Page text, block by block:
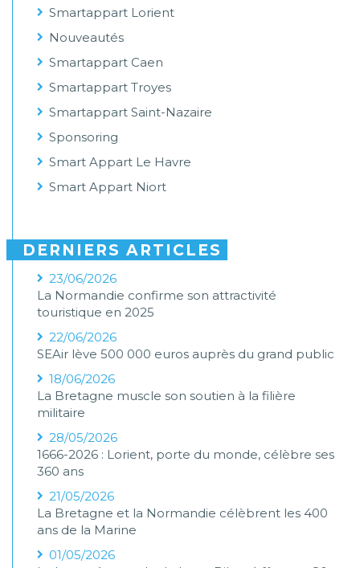
Smartappart Lorient
Nouveautés
Smartappart Caen
Smartappart Troyes
Smartappart Saint-Nazaire
Sponsoring
Smart Appart Le Havre
Smart Appart Niort
DERNIERS ARTICLES
23/06/2026
La Normandie confirme son attractivité
touristique en 2025
22/06/2026
SEAir lève 500 000 euros auprès du grand public
18/06/2026
La Bretagne muscle son soutien à la filière
militaire
28/05/2026
1666-2026 : Lorient, porte du monde, célèbre ses
360 ans
21/05/2026
La Bretagne et la Normandie célèbrent les 400
ans de la Marine
01/05/2026